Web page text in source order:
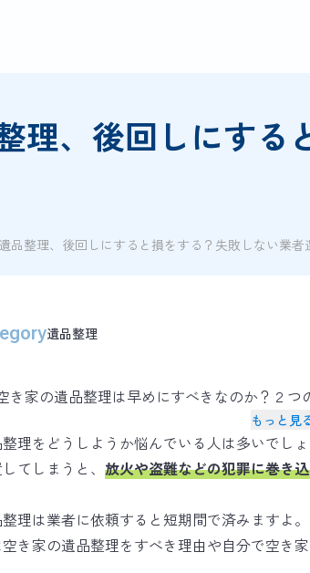
理、後回しにす
品整理、後回しにすると損をする？失敗しない業者
遺品整理
き家の遺品整理は早めにすべきなのか？２つ
もっと見
理をどうしようか悩んでいる人は多いでしょ
てしまうと、 放火や盗難などの犯罪に巻き
理は業者に依頼すると短期間で済みますよ。
き家の遺品整理をすべき理由や自分で空き